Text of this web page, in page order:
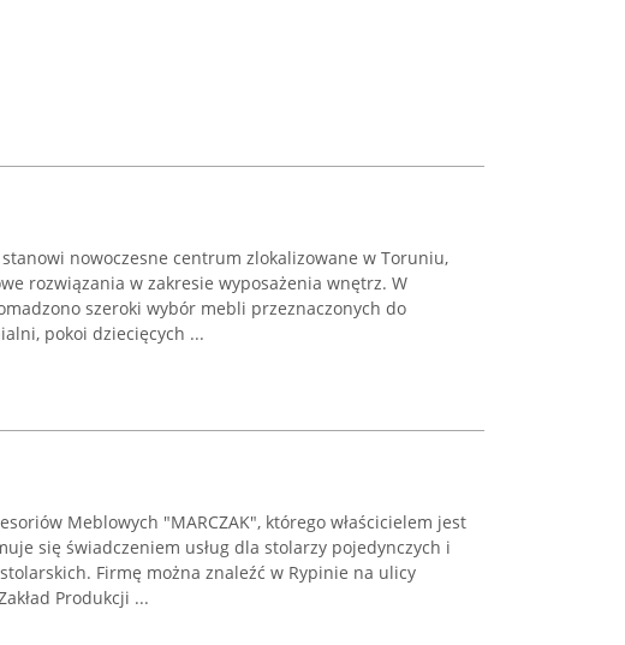
nowoczesne centrum zlokalizowane w Toruniu,
rozwiązania w zakresie wyposażenia wnętrz. W
szeroki wybór mebli przeznaczonych do
pokoi dziecięcych ...
Meblowych "MARCZAK", którego właścicielem jest
się świadczeniem usług dla stolarzy pojedynczych i
Firmę można znaleźć w Rypinie na ulicy
Produkcji ...